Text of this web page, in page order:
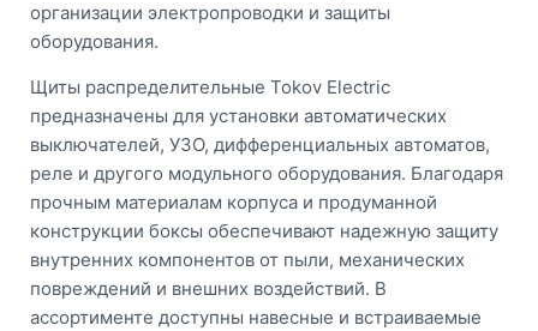
организации электропроводки и защиты
оборудования.
Щиты распределительные Tokov Electric
предназначены для установки автоматических
выключателей, УЗО, дифференциальных автоматов,
реле и другого модульного оборудования. Благодаря
прочным материалам корпуса и продуманной
конструкции боксы обеспечивают надежную защиту
внутренних компонентов от пыли, механических
повреждений и внешних воздействий. В
ассортименте доступны навесные и встраиваемые